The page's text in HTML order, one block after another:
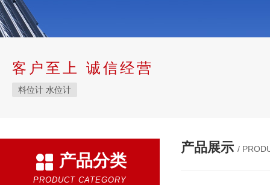
客户至上 诚信经营
料位计 水位计
产品分类
PRODUCT CATEGORY
产品展示 /